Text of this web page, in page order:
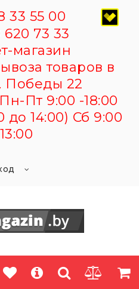
8 33 55 00
620 73 33
магазин
товаров в
Победы 22
Пт 9:00 -18:00
до 14:00) Сб 9:00